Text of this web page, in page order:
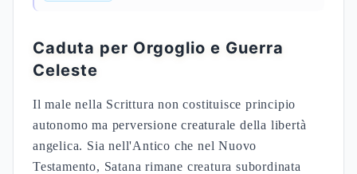
Caduta per Orgoglio e Guerra
Celeste
Il male nella Scrittura non costituisce principio
autonomo ma perversione creaturale della libertà
angelica. Sia nell'Antico che nel Nuovo
Testamento, Satana rimane creatura subordinata